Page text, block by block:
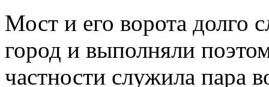
Мост и его ворота долго
город и выполняли
частности служила пара